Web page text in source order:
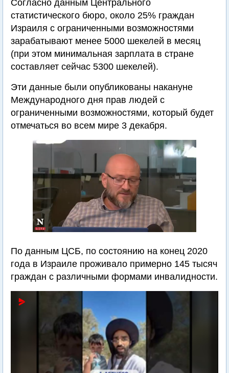
Согласно данным Центрального
статистического бюро, около 25% граждан
Израиля с ограниченными возможностями
зарабатывают менее 5000 шекелей в месяц
(при этом минимальная зарплата в стране
составляет сейчас 5300 шекелей).
Эти данные были опубликованы накануне
Международного дня прав людей с
ограниченными возможностями, который будет
отмечаться во всем мире 3 декабря.
По данным ЦСБ, по состоянию на конец 2020
года в Израиле проживало примерно 145 тысяч
граждан с различными формами инвалидности.